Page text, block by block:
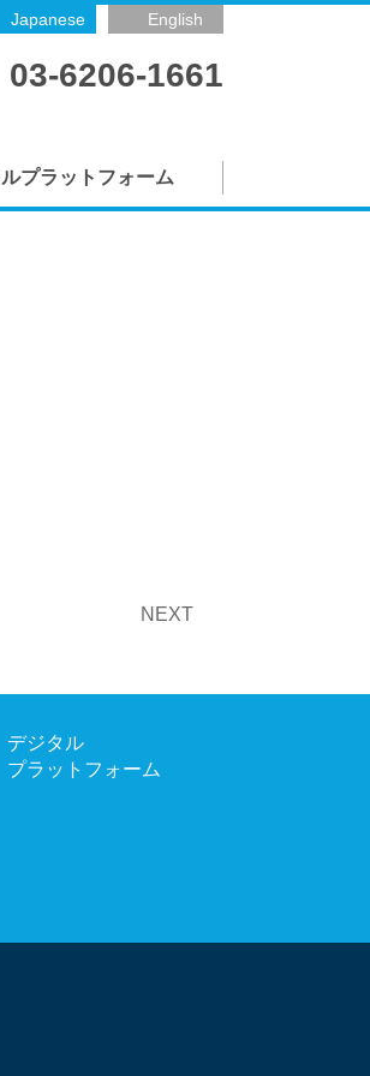
English
Japanese
03-6206-1661
プラットフォーム
NEXT
デジタル
プラットフォーム